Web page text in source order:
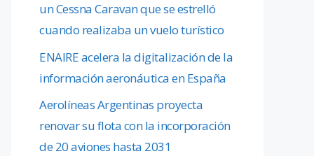
un Cessna Caravan que se estrelló
cuando realizaba un vuelo turístico
ENAIRE acelera la digitalización de la
información aeronáutica en España
Aerolíneas Argentinas proyecta
renovar su flota con la incorporación
de 20 aviones hasta 2031